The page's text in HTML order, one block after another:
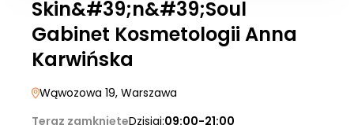
Skin&#39;n&#39;Soul
Gabinet Kosmetologii Anna
Karwińska
Wąwozowa 19, Warszawa
Teraz zamknięteDzisiaj:09:00-21:00